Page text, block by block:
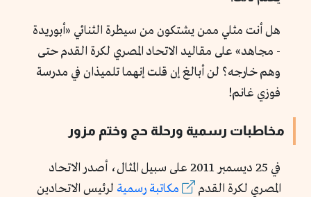
هل أنت مثلي ممن يشتكون من سيطرة الثنائي «أبوريدة
- مجاهد» على مقاليد الاتحاد المصري لكرة القدم حتى
وهم خارجه؟ لن أبالغ إن قلت إنهما تلميذان في مدرسة
فوزي غانم!
مخاطبات رسمية ورحلة حج وختم مزور
في 25 ديسمبر 2011 على سبيل المثال، أصدر الاتحاد
المصري لكرة القدم
مكاتبة رسمية لرئيس الاتحادين